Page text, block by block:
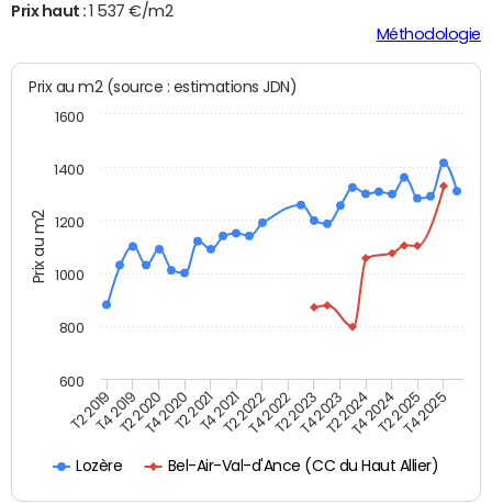
Prix haut :
1 537 €/m2
Méthodologie
Prix au m2
Prix au m2 (source : estimations JDN)
Lozère Bel-Air-Val-d'Ance (CC du Haut Allier)
T2 2019T4 2019T2 2020T4 2020T2 2021T4 2021T2 2022T4 2022T2 2023T4 2023T2 2024T4 2024T2 2025T4 2025
600
800
1000
1200
1400
1600